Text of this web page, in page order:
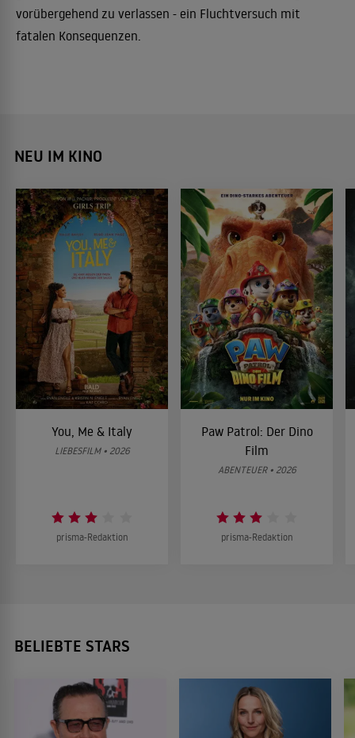
vorübergehend zu verlassen - ein Fluchtversuch mit
fatalen Konsequenzen.
NEU IM KINO
You, Me & Italy
LIEBESFILM • 2026
prisma-Redaktion
Paw Patrol: Der Dino
Film
ABENTEUER • 2026
prisma-Redaktion
BELIEBTE STARS